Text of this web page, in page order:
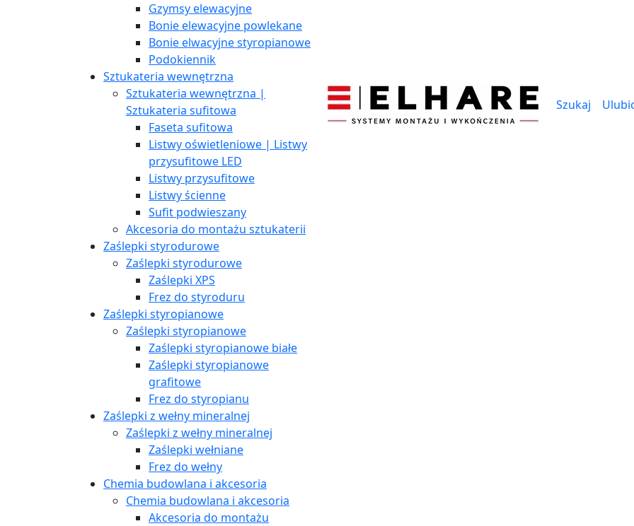
Gzymsy elewacyjne
Bonie elewacyjne powlekane
Bonie elwacyjne styropianowe
Podokiennik
Sztukateria wewnętrzna
Sztukateria wewnętrzna |
Sztukateria sufitowa
Faseta sufitowa
Listwy oświetleniowe | Listwy
przysufitowe LED
Listwy przysufitowe
Listwy ścienne
Sufit podwieszany
Akcesoria do montażu sztukaterii
Zaślepki styrodurowe
Zaślepki styrodurowe
Zaślepki XPS
Frez do styroduru
Zaślepki styropianowe
Zaślepki styropianowe
Zaślepki styropianowe białe
Zaślepki styropianowe
grafitowe
Frez do styropianu
Zaślepki z wełny mineralnej
Zaślepki z wełny mineralnej
Zaślepki wełniane
Frez do wełny
Chemia budowlana i akcesoria
Chemia budowlana i akcesoria
Akcesoria do montażu
Szukaj